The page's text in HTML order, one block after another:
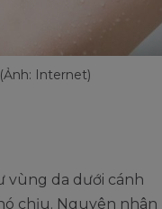
Internet)
vùng da dưới cánh
chịu. Nguyên nhân